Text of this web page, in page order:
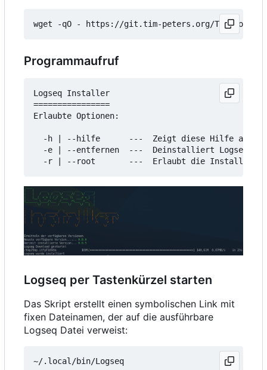
wget -qO - https://git.tim-peters.org/Tim/
Programmaufruf
Logseq Installer
================
Erlaubte Optionen:
  -h | --hilfe      ---  Zeigt diese Hilfe an
  -e | --entfernen  ---  Deinstalliert Logseq
Logseq per Tastenkürzel starten
Das Skript erstellt einen symbolischen Link mit
fixen Dateinamen, der auf die ausführbare
Logseq Datei verweist: